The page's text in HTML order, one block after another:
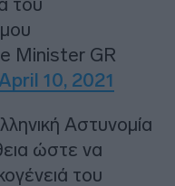
του
Minister GR
April 10, 2021
Αστυνομία
ώστε να
του